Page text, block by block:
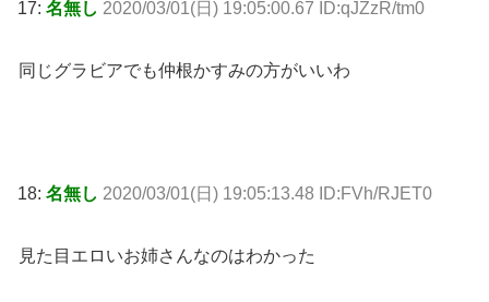
17: 名無し 2020/03/01(日) 19:05:00.67 ID:qJZzR/tm0
同じグラビアでも仲根かすみの方がいいわ
18: 名無し 2020/03/01(日) 19:05:13.48 ID:FVh/RJET0
見た目エロいお姉さんなのはわかった